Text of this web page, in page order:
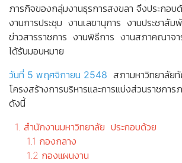
ภารกิจของกลุ่มงานธุรการสงขลา จึงประกอ
งานการประชุม งานเลขานุการ งานประชาสั
ข่าวสารราชการ งานพิธีการ งานสภาคณาจ
ได้รับมอบหมาย
วันที่ 5 พฤศจิกายน 2548 สภามหาวิทยาลัย
โครงสร้างการบริหารและการแบ่งส่วนราชการ
ดังนี้
1. สำนักงานมหาวิทยาลัย ประกอบด้วย
1.1 กองกลาง
1.2 กองแผนงาน